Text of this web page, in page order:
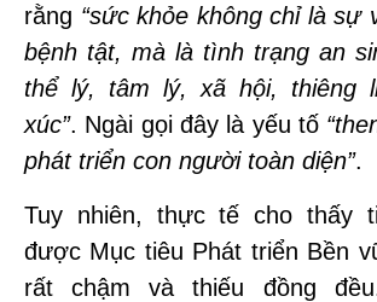
rằng “sức khỏe không chỉ là sự
bệnh tật, mà là tình trạng an
thể lý, tâm lý, xã hội, thiêng
xúc”. Ngài gọi đây là yếu tố
phát triển con người toàn diện”.
Tuy nhiên, thực tế cho thấy
được Mục tiêu Phát triển Bền
rất chậm và thiếu đồng